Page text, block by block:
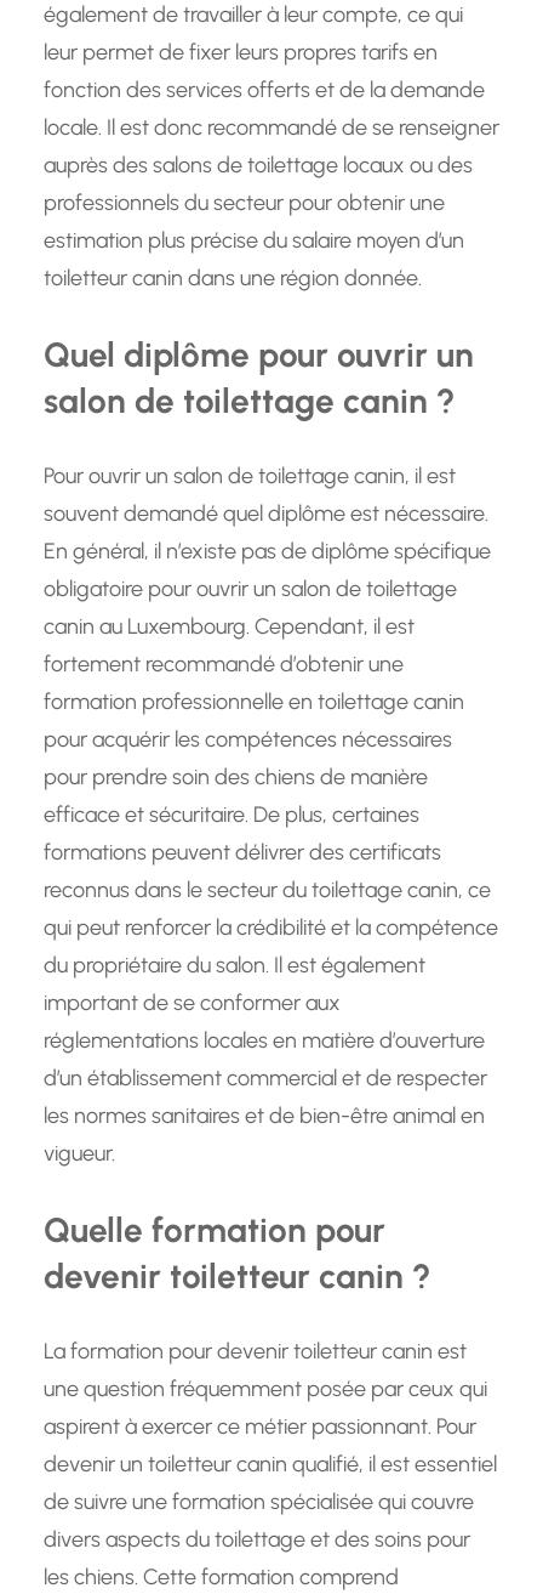
également de travailler à leur compte, ce qui
leur permet de fixer leurs propres tarifs en
fonction des services offerts et de la demande
locale. Il est donc recommandé de se renseigner
auprès des salons de toilettage locaux ou des
professionnels du secteur pour obtenir une
estimation plus précise du salaire moyen d’un
toiletteur canin dans une région donnée.
Quel diplôme pour ouvrir un
salon de toilettage canin ?
Pour ouvrir un salon de toilettage canin, il est
souvent demandé quel diplôme est nécessaire.
En général, il n’existe pas de diplôme spécifique
obligatoire pour ouvrir un salon de toilettage
canin au Luxembourg. Cependant, il est
fortement recommandé d’obtenir une
formation professionnelle en toilettage canin
pour acquérir les compétences nécessaires
pour prendre soin des chiens de manière
efficace et sécuritaire. De plus, certaines
formations peuvent délivrer des certificats
reconnus dans le secteur du toilettage canin, ce
qui peut renforcer la crédibilité et la compétence
du propriétaire du salon. Il est également
important de se conformer aux
réglementations locales en matière d’ouverture
d’un établissement commercial et de respecter
les normes sanitaires et de bien-être animal en
vigueur.
Quelle formation pour
devenir toiletteur canin ?
La formation pour devenir toiletteur canin est
une question fréquemment posée par ceux qui
aspirent à exercer ce métier passionnant. Pour
devenir un toiletteur canin qualifié, il est essentiel
de suivre une formation spécialisée qui couvre
divers aspects du toilettage et des soins pour
les chiens. Cette formation comprend